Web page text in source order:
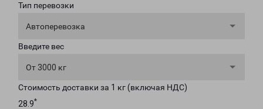
Тип перевозки
Автоперевозка
Введите вес
От 3000 кг
Стоимость доставки за 1 кг (включая НДС)
28.9*